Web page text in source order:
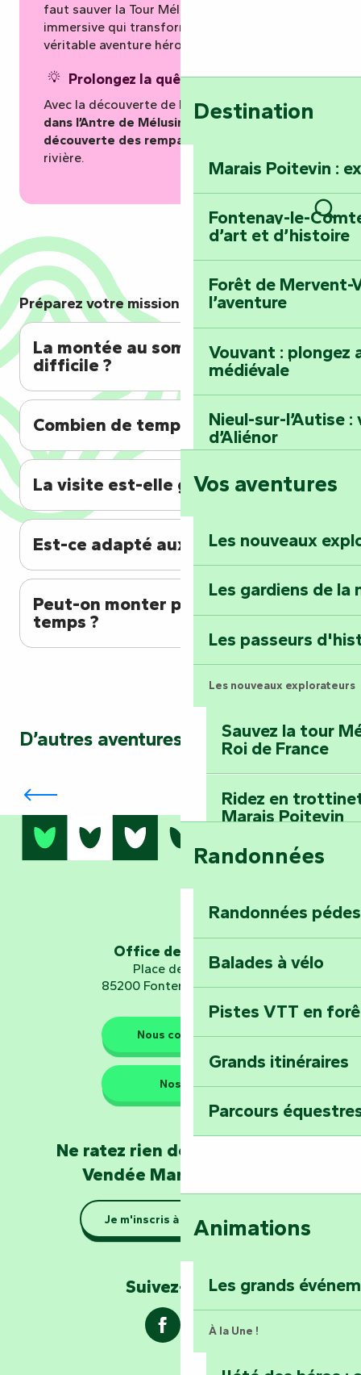
Destination
Marais Poitevin :
Fontenay-le-
d’art et d’histoire
Forêt de Mervent-
l’aventure
Vouvant : plongez
médiévale
Nieul-sur-l’Autise
d’Aliénor
Foussais-Payré :
Faymoreau :
épopée minière
Terre d’étoiles :
Vos aventures
Les nouveaux
Les gardiens de la
Les passeurs
Les nouveaux explorateurs
Sauvez la tour
Roi de France
Ridez en
Marais Poitevin
Embarquez pour
Explorez
d’orientation «
Les gardiens de la nature
Se la couler
barque dans le
Explorez la
Randonnées
Randonnées
Balades à vélo
Pistes VTT en
Grands itinéraires
Parcours
Animations
Les grands
À la Une !
faut sauver la Tour Mélusine » : une mission
immersive qui transforme la visite en
véritable aventure héroïque.
Prolongez la quête après l’ascension
Avec la découverte de la
légende de la fée
dans l’Antre de Mélusine
puis partez à la
découverte des remparts
rivière.
Préparez votre mission !
La montée au sommet est-elle
difficile ?
Combien de temps prévoir ?
La visite est-elle guidée ?
Est-ce adapté aux enfants ?
Peut-on monter par mauvais
temps ?
D’autres aventures vous attendent…
Percez les mystères du Moyen Âge au
Donjon des Secrets
Office de tourisme
Place de Verdun
85200 Fontenay-le-Comte
Nous contacter
Nos QG
Ne ratez rien de l'actualité en
Vendée Marais Poitevin
Je m'inscris à la newsletter
Suivez-nous !